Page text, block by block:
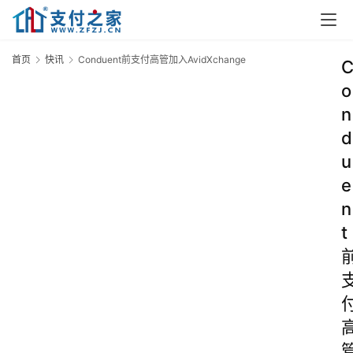
首页 快讯 Conduent前支付高管加入AvidXchange
C
o
n
d
u
e
n
t